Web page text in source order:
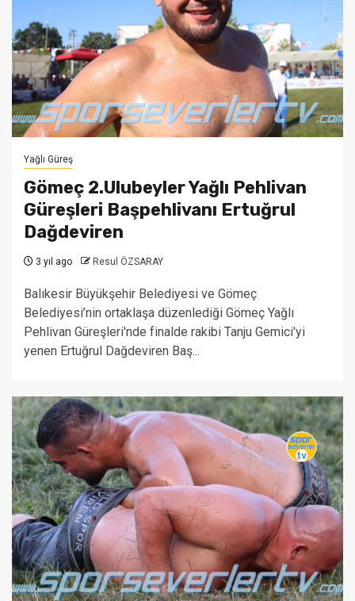
Yağlı Güreş
Gömeç 2.Ulubeyler Yağlı Pehlivan
Güreşleri Başpehlivanı Ertuğrul
Dağdeviren
3 yıl ago Resul ÖZSARAY
Balıkesir Büyükşehir Belediyesi ve Gömeç
Belediyesi’nin ortaklaşa düzenlediği Gömeç Yağlı
Pehlivan Güreşleri'nde finalde rakibi Tanju Gemici'yi
yenen Ertuğrul Dağdeviren Baş...